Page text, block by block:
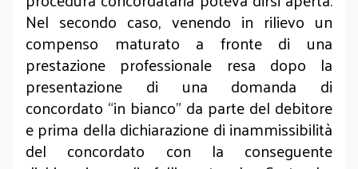
Nel secondo caso, venendo in rilievo un
compenso maturato a fronte di una
prestazione professionale resa dopo la
presentazione di una domanda di
concordato “in bianco” da parte del debitore
e prima della dichiarazione di inammissibilità
del concordato con la conseguente